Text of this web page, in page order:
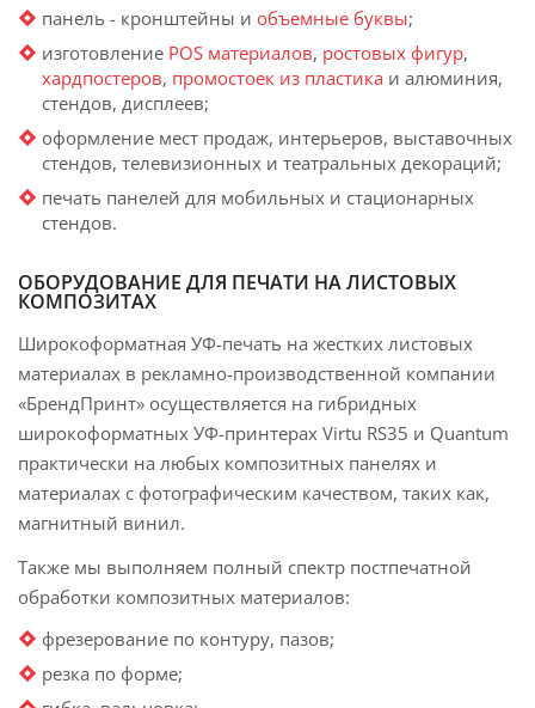
панель - кронштейны и объемные буквы;
изготовление POS материалов, ростовых фигур,
хардпостеров, промостоек из пластика и алюминия,
стендов, дисплеев;
оформление мест продаж, интерьеров, выставочных
стендов, телевизионных и театральных декораций;
печать панелей для мобильных и стационарных
стендов.
ОБОРУДОВАНИЕ ДЛЯ ПЕЧАТИ НА ЛИСТОВЫХ
КОМПОЗИТАХ
Широкоформатная УФ-печать на жестких листовых
материалах в рекламно-производственной компании
«БрендПринт» осуществляется на гибридных
широкоформатных УФ-принтерах Virtu RS35 и Quantum
практически на любых композитных панелях и
материалах с фотографическим качеством, таких как,
магнитный винил.
Также мы выполняем полный спектр постпечатной
обработки композитных материалов:
фрезерование по контуру, пазов;
резка по форме;